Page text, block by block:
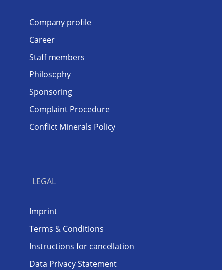
Company profile
Career
Staff members
Philosophy
Sponsoring
Complaint Procedure
Conflict Minerals Policy
LEGAL
Imprint
Terms & Conditions
Instructions for cancellation
Data Privacy Statement